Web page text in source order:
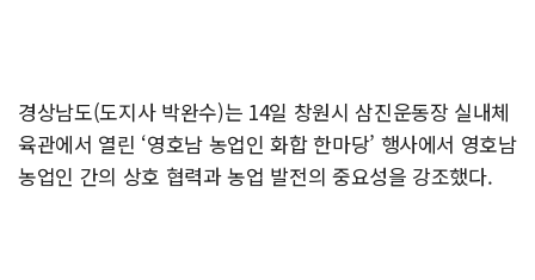
경상남도(도지사 박완수)는 14일 창원시 삼진운동장 실내체
육관에서 열린 ‘영호남 농업인 화합 한마당’ 행사에서 영호남
농업인 간의 상호 협력과 농업 발전의 중요성을 강조했다.